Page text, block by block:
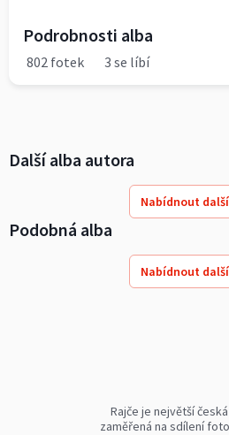
Podrobnosti alba
802 fotek 3 se líbí
Další alba autora
Nabídnout
Podobná alba
Nabídnout
Rajče je největší
zaměřená na sdílení